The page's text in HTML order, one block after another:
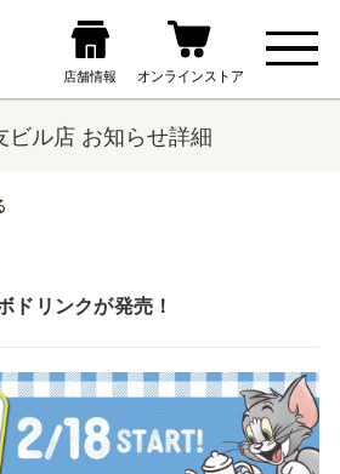
ビル店 お知らせ詳細
ドリンクが発売！